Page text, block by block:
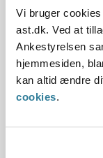
Vi bruger
ast.dk. Ved at
Ankestyrelsen
hjemmesiden,
kan altid ændre
cookies.
Paragraf
§ 49 § 56